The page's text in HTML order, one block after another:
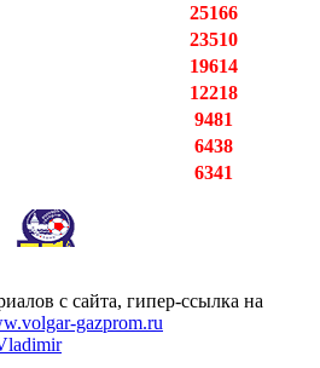
25166
23510
19614
12218
9481
6438
6341
с сайта, гипер-ссылка на
gazprom.ru